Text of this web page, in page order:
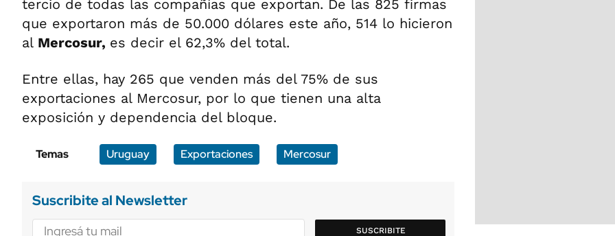
tercio de todas las compañías que exportan. De las 825 firmas
que exportaron más de 50.000 dólares este año, 514 lo hicieron
al Mercosur, es decir el 62,3% del total.
Entre ellas, hay 265 que venden más del 75% de sus
exportaciones al Mercosur, por lo que tienen una alta
exposición y dependencia del bloque.
Temas Uruguay Exportaciones Mercosur
Suscribite al Newsletter
SUSCRIBITE